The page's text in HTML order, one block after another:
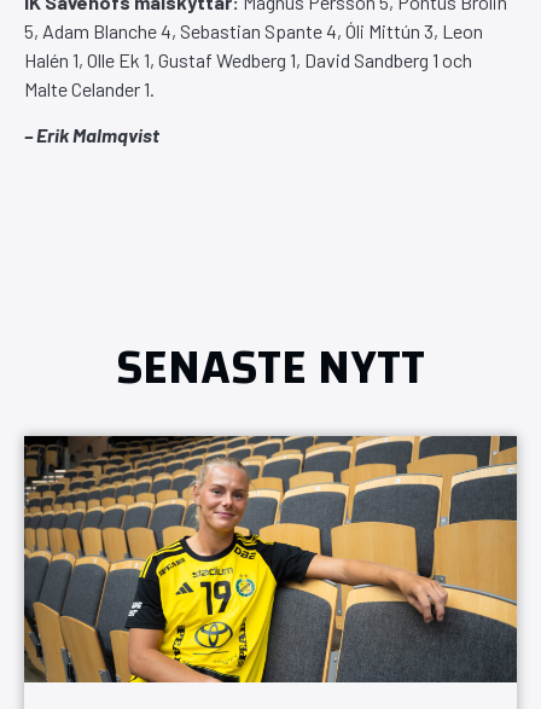
5, Adam Blanche 4, Sebastian Spante 4, Óli Mittún 3, Leon
Halén 1, Olle Ek 1, Gustaf Wedberg 1, David Sandberg 1 och
Malte Celander 1.
– Erik Malmqvist
SENASTE NYTT